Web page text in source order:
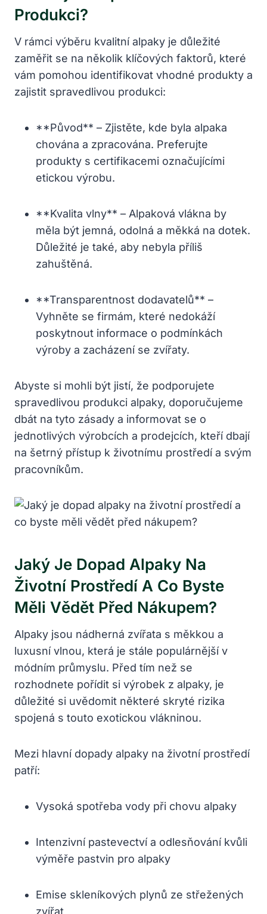
Produkci?
V rámci výběru kvalitní alpaky je důležité
zaměřit se na několik klíčových faktorů, které
vám pomohou identifikovat vhodné produkty a
zajistit spravedlivou produkci:
**Původ** – Zjistěte, kde byla alpaka
chována a zpracována. Preferujte
produkty s certifikacemi označujícími
etickou výrobu.
**Kvalita vlny** – Alpaková vlákna by
měla být jemná, odolná a měkká na dotek.
Důležité je také, aby nebyla příliš
zahuštěná.
**Transparentnost dodavatelů** –
Vyhněte se firmám, které nedokáží
poskytnout informace o podmínkách
výroby a zacházení se zvířaty.
Abyste si mohli být jistí, že podporujete
spravedlivou produkci alpaky, doporučujeme
dbát na tyto zásady a informovat se o
jednotlivých výrobcích a prodejcích, kteří dbají
na šetrný přístup k životnímu prostředí a svým
pracovníkům.
Jaký Je Dopad Alpaky Na
Životní Prostředí A Co Byste
Měli Vědět Před Nákupem?
Alpaky jsou nádherná zvířata s měkkou a
luxusní vlnou, která je stále populárnější v
módním průmyslu. Před tím než se
rozhodnete pořídit si výrobek z alpaky, je
důležité si uvědomit některé skryté rizika
spojená s touto exotickou vlákninou.
Mezi hlavní dopady alpaky na životní prostředí
patří:
Vysoká spotřeba vody při chovu alpaky
Intenzivní pastevectví a odlesňování kvůli
výměře pastvin pro alpaky
Emise skleníkových plynů ze střežených
zvířat